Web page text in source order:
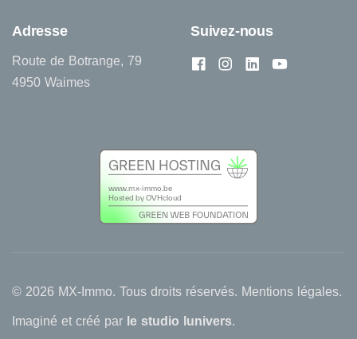
Adresse
Route de Botrange, 79
4950 Waimes
Suivez-nous
© 2026 MX-Immo. Tous droits réservés. Mentions légales.
Imaginé et créé par le studio lunivers.